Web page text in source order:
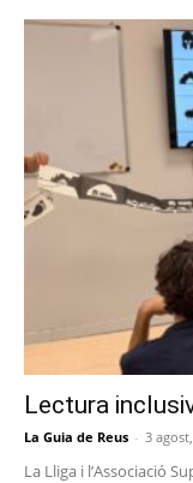
Lectura
La Guia de Reus - 3
La Lliga i l’Associació